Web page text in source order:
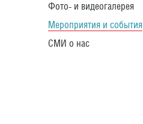
Фото- и видеогалерея
Мероприятия и события
СМИ о нас